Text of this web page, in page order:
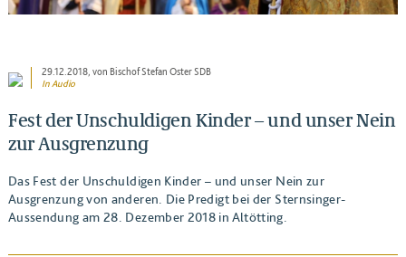
29.12.2018, von Bischof Stefan Oster SDB
In Audio
Fest der Unschuldigen Kinder – und unser Nein
zur Ausgrenzung
Das Fest der Unschuldigen Kinder – und unser Nein zur
Ausgrenzung von anderen. Die Predigt bei der Sternsinger-
Aussendung am 28. Dezember 2018 in Altötting.